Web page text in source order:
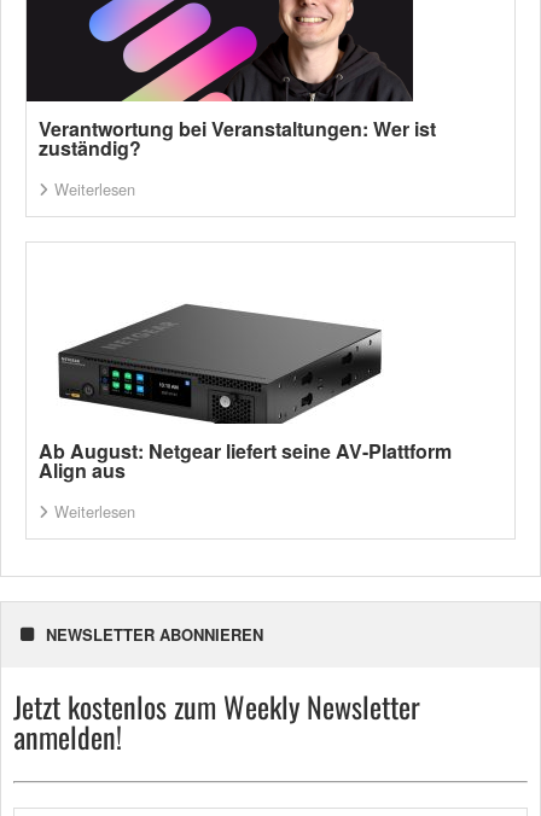
Verantwortung bei Veranstaltungen: Wer ist
zuständig?
Weiterlesen
Ab August: Netgear liefert seine AV-Plattform
Align aus
Weiterlesen
NEWSLETTER ABONNIEREN
Jetzt kostenlos zum Weekly Newsletter
anmelden!